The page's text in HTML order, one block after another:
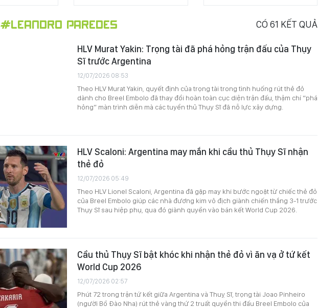
#LEANDRO PAREDES CÓ 61 KẾT QUẢ
HLV Murat Yakin: Trọng tài đã phá hỏng trận đấu của Thụy
Sĩ trước Argentina
12/07/2026 08:53
Theo HLV Murat Yakin, quyết định của trọng tài trong tình huống rút thẻ đỏ
dành cho Breel Embolo đã thay đổi hoàn toàn cục diện trận đấu, thậm chí “phá
hỏng” màn trình diễn mà các tuyển thủ Thụy Sĩ đã nỗ lực xây dựng.
HLV Scaloni: Argentina may mắn khi cầu thủ Thụy Sĩ nhận
thẻ đỏ
12/07/2026 05:49
Theo HLV Lionel Scaloni, Argentina đã gặp may khi bước ngoặt từ chiếc thẻ đỏ
của Breel Embolo giúp các nhà đương kim vô địch giành chiến thắng 3-1 trước
Thụy Sĩ sau hiệp phụ, qua đó giành quyền vào bán kết World Cup 2026.
Cầu thủ Thụy Sĩ bật khóc khi nhận thẻ đỏ vì ăn vạ ở tứ kết
World Cup 2026
12/07/2026 02:57
Phút 72 trong trận tứ kết giữa Argentina và Thuỵ Sĩ, trọng tài Joao Pinheiro
(người Bồ Đào Nha) rút thẻ vàng thứ 2 truất quyền thi đấu Breel Embolo của